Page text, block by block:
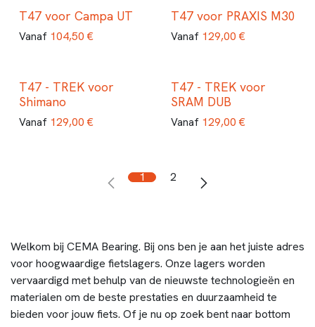
T47 voor Campa UT
Vanaf 104,50 €
T47 voor PRAXIS M30
Vanaf 129,00 €
T47 - TREK voor
Shimano
Vanaf 129,00 €
T47 - TREK voor
SRAM DUB
Vanaf 129,00 €
1 2
Welkom bij CEMA Bearing. Bij ons ben je aan het juiste adres
voor hoogwaardige fietslagers. Onze lagers worden
vervaardigd met behulp van de nieuwste technologieën en
materialen om de beste prestaties en duurzaamheid te
bieden voor jouw fiets. Of je nu op zoek bent naar bottom